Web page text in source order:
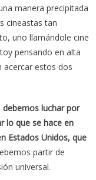
manera precipitada
cineastas tan
uno llamándole cine
pensando en alta
acercar estos dos
luchar por
lo que se hace en
Estados Unidos, que
partir de
universal.